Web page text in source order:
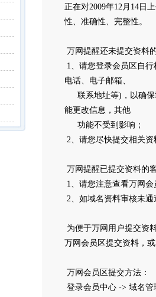
正在对2009年12月14日
性、准确性、完整性。
万网提醒还未提交资料
1、请您登录会员区自
电话、电子邮箱、
联系地址等)，以确保
能更改信息，其他
功能不受到影响；
2、请您尽快提交相关
万网提醒已提交资料的
1、请您注意查看万网
2、如域名资料审核未
为便于万网用户提交资
万网会员区提交资料，
万网会员区提交方法：
登录会员中心 -> 域名